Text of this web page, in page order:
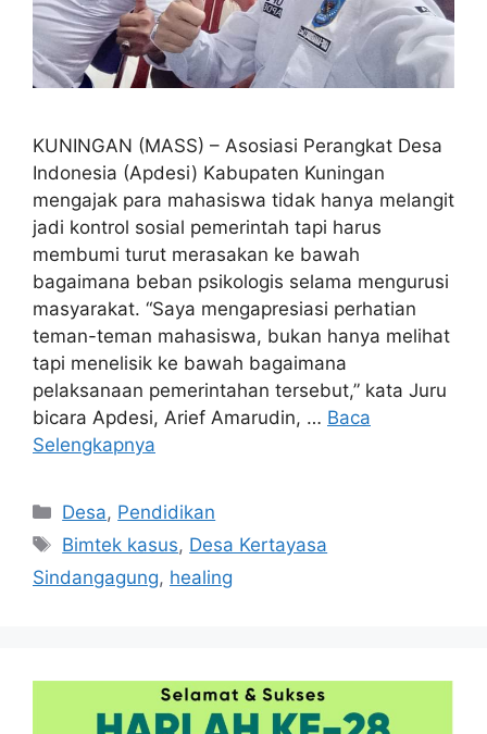
KUNINGAN (MASS) – Asosiasi Perangkat Desa
Indonesia (Apdesi) Kabupaten Kuningan
mengajak para mahasiswa tidak hanya melangit
jadi kontrol sosial pemerintah tapi harus
membumi turut merasakan ke bawah
bagaimana beban psikologis selama mengurusi
masyarakat. “Saya mengapresiasi perhatian
teman-teman mahasiswa, bukan hanya melihat
tapi menelisik ke bawah bagaimana
pelaksanaan pemerintahan tersebut,” kata Juru
bicara Apdesi, Arief Amarudin, … Baca
Selengkapnya
Kategori
Desa, Pendidikan
Tag
Bimtek kasus, Desa Kertayasa
Sindangagung, healing